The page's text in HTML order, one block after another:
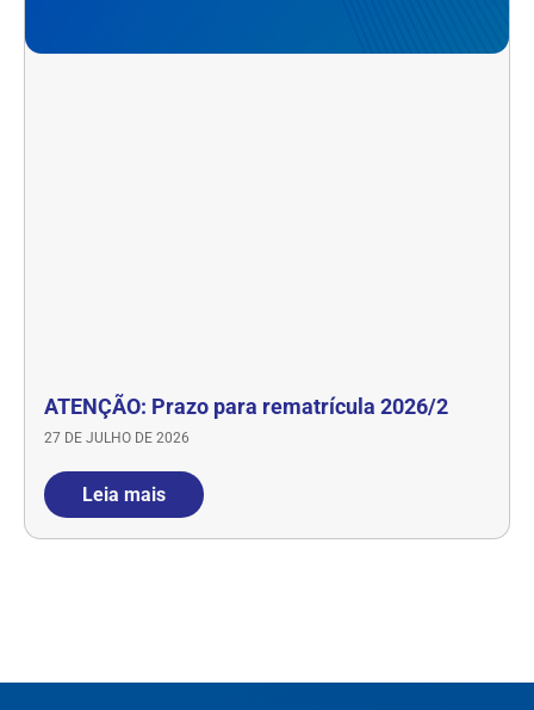
ATENÇÃO: Prazo para rematrícula 2026/2
27 DE JULHO DE 2026
Leia mais